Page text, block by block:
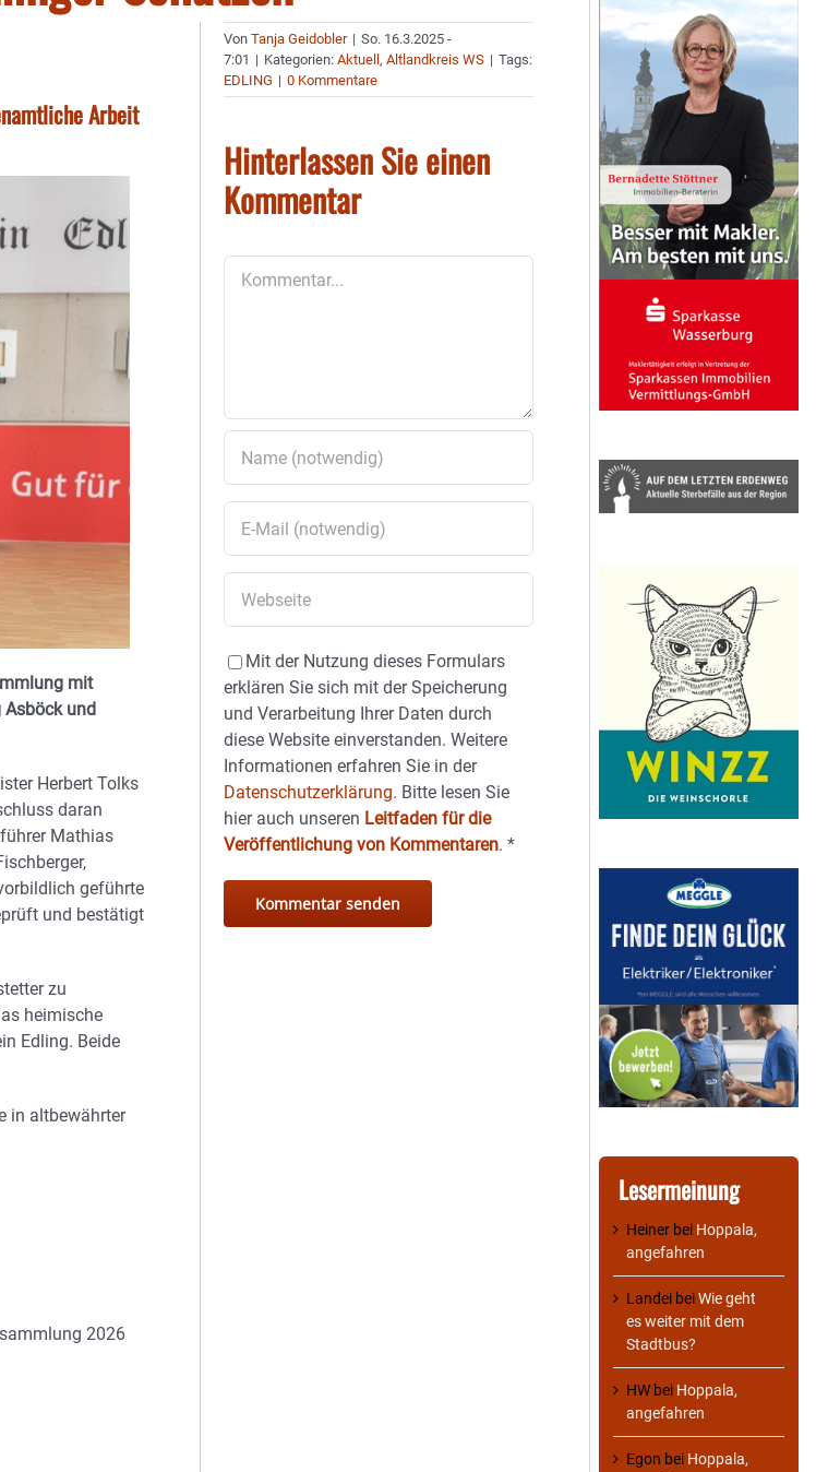
Arbeit
mit
und
Herbert Tolks
daran
Mathias
geführte
und bestätigt
zu
heimische
Edling. Beide
in altbewährter
2026
VonTanja Geidobler | So. 16.3.2025 -
7:01 | Kategorien:Aktuell,Altlandkreis WS | Tags:
EDLING | 0 Kommentare
Hinterlassen Sie einen
Kommentar
Mit der Nutzung dieses Formulars
erklären Sie sich mit der Speicherung
und Verarbeitung Ihrer Daten durch
diese Website einverstanden. Weitere
Informationen erfahren Sie in der
Datenschutzerklärung. Bitte lesen Sie
hier auch unseren Leitfaden für die
Veröffentlichung von Kommentaren.*
Lesermeinung
Heiner bei Hoppala,
angefahren
Landei beiWie geht
es weiter mit dem
Stadtbus?
HW bei Hoppala,
angefahren
Egon bei Hoppala,